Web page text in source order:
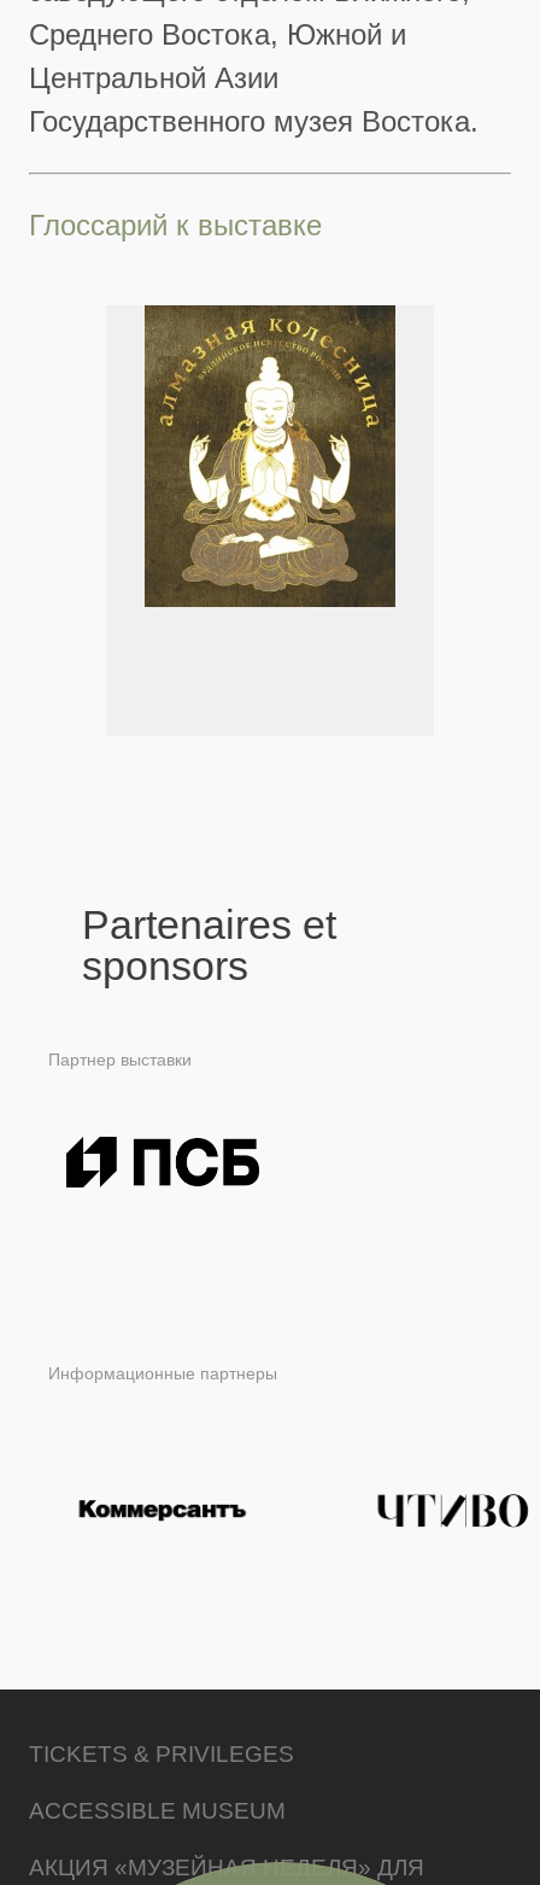
Среднего Востока, Южной и
Центральной Азии
Государственного музея Востока.
Глоссарий к выставке
Partenaires et
sponsors
Партнер выставки
Информационные партнеры
TICKETS & PRIVILEGES
ACCESSIBLE MUSEUM
АКЦИЯ «МУЗЕЙНАЯ НЕДЕЛЯ» ДЛЯ